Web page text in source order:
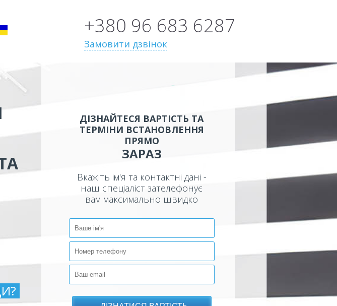
+380 96 683 6287
Замовити дзвінок
ДІЗНАЙТЕСЯ ВАРТІСТЬ ТА
ТЕРМІНИ ВСТАНОВЛЕННЯ
ПРЯМО
ЗАРАЗ
Вкажіть ім'я та контактні дані -
наш спеціаліст зателефонує
вам максимально швидко